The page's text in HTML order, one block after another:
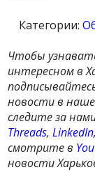
Категории:
Чтобы
интересном в
новости в
следите за
Threads,LinkedIn,
смотрите в
новости